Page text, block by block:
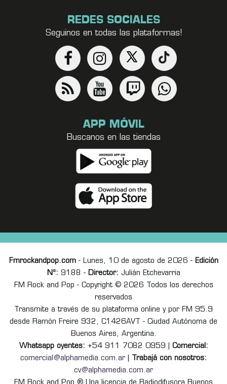
REDES SOCIALES
Seguinos en todas las plataformas!
APP MÓVIL
Buscanos en las tiendas
Fmrockandpop.com- Lunes, 10 de agosto de 2026 - Edición
Nº: 9188 - Director: Julián Etchevarria
FM Rock and Pop - Copyright © 2026 Todos los derechos
reservados
Transmite a través de su plataforma online y por FM 95.9
desde Ramón Freire 932, C1426AVT - Ciudad Autónoma de
Buenos Aires, Argentina.
Whatsapp oyentes: +54 911 7082 0959 | Comercial:
comercial@alphamedia.com.ar
Trabajá con nosotros:
cv@alphamedia.com.ar